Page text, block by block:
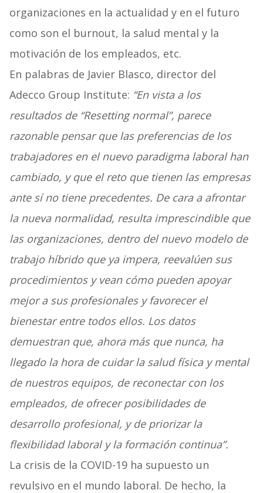
organizaciones en la actualidad y en el futuro
como son el burnout, la salud mental y la
motivación de los empleados, etc.
En palabras de Javier Blasco, director del
Adecco Group Institute: “En vista a los
resultados de “Resetting normal”, parece
razonable pensar que las preferencias de los
trabajadores en el nuevo paradigma laboral han
cambiado, y que el reto que tienen las empresas
ante sí no tiene precedentes. De cara a afrontar
la nueva normalidad, resulta imprescindible que
las organizaciones, dentro del nuevo modelo de
trabajo híbrido que ya impera, reevalúen sus
procedimientos y vean cómo pueden apoyar
mejor a sus profesionales y favorecer el
bienestar entre todos ellos. Los datos
demuestran que, ahora más que nunca, ha
llegado la hora de cuidar la salud física y mental
de nuestros equipos, de reconectar con los
empleados, de ofrecer posibilidades de
desarrollo profesional, y de priorizar la
flexibilidad laboral y la formación continua”.
La crisis de la COVID-19 ha supuesto un
revulsivo en el mundo laboral. De hecho, la